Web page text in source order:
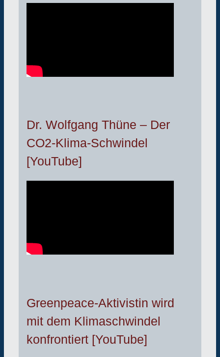
Dr. Wolfgang Thüne – Der
CO2-Klima-Schwindel
[YouTube]
Greenpeace-Aktivistin wird
mit dem Klimaschwindel
konfrontiert [YouTube]